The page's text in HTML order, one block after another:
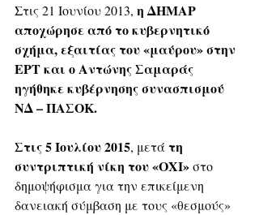
Στις 21 Ιουνίου 2013, η ΔΗΜΑΡ
αποχώρησε από το κυβερνητικό
σχήμα, εξαιτίας του «μαύρου» στην
ΕΡΤ και ο Αντώνης Σαμαράς
ηγήθηκε κυβέρνησης συνασπισμού
ΝΔ – ΠΑΣΟΚ.
Στις 5 Ιουλίου 2015, μετά τη
συντριπτική νίκη του «ΟΧΙ» στο
δημοψήφισμα για την επικείμενη
δανειακή σύμβαση με τους «θεσμούς»